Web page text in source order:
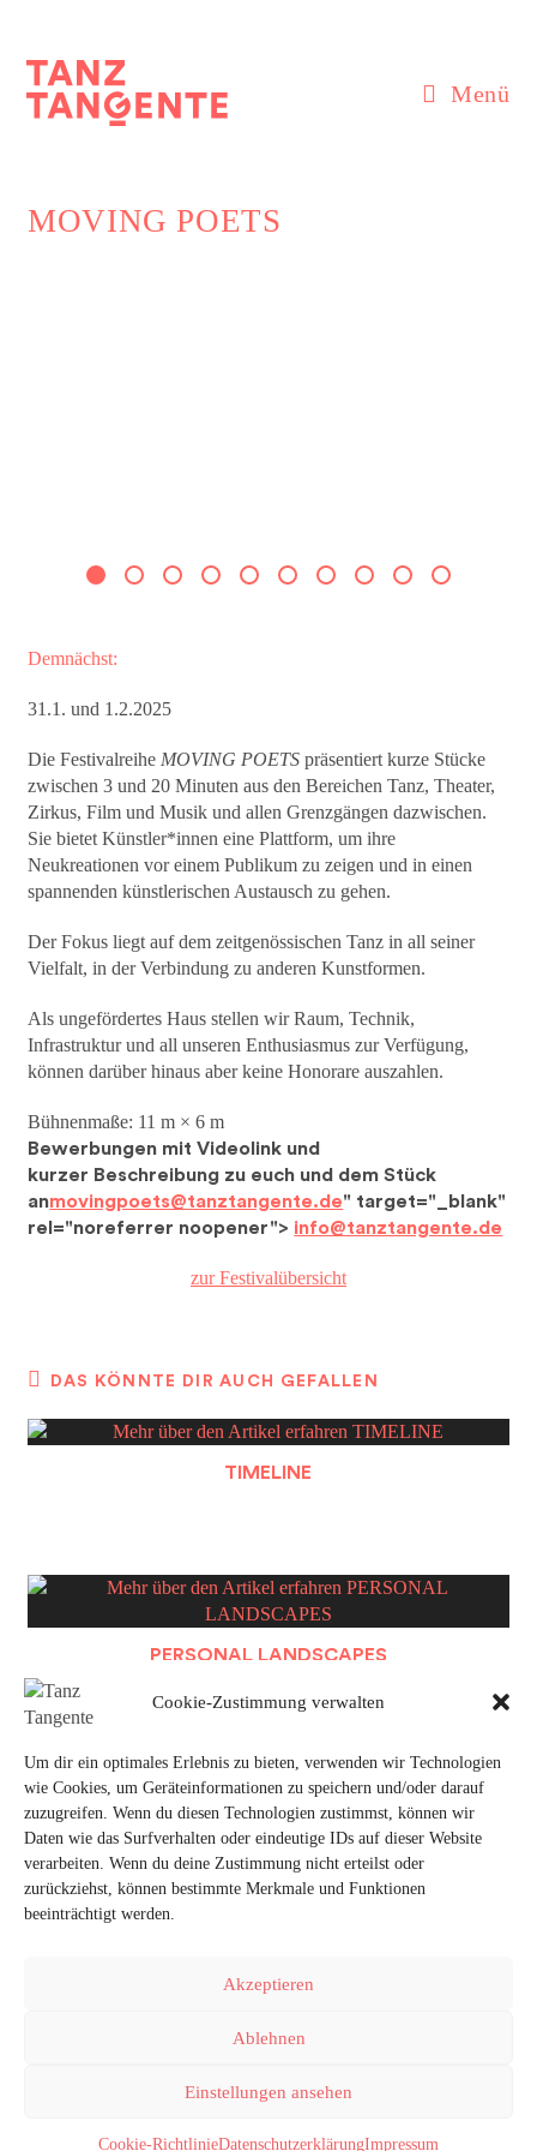
Cookie-Zustimmung verwalten
Um dir ein optimales Erlebnis zu bieten, verwenden wir Technologien
wie Cookies, um Geräteinformationen zu speichern und/oder darauf
zuzugreifen. Wenn du diesen Technologien zustimmst, können wir
Daten wie das Surfverhalten oder eindeutige IDs auf dieser Website
verarbeiten. Wenn du deine Zustimmung nicht erteilst oder
zurückziehst, können bestimmte Merkmale und Funktionen
beeinträchtigt werden.
Akzeptieren
Ablehnen
Einstellungen ansehen
Cookie-RichtlinieDatenschutzerklärungImpressum
springen
Menü
MOVING POETS
Demnächst:
31.1. und 1.2.2025
Die Festivalreihe MOVING POETSpräsentiert kurze Stücke
zwischen 3 und 20 Minuten aus den Bereichen Tanz, Theater,
Zirkus, Film und Musik und allen Grenzgängen dazwischen.
Sie bietet Künstler*innen eine Plattform, um ihre
Neukreationen vor einem Publikum zu zeigen und in einen
spannenden künstlerischen Austausch zu gehen.
Der Fokus liegt auf dem zeitgenössischen Tanz in all seiner
Vielfalt, in der Verbindung zu anderen Kunstformen.
Als ungefördertes Haus stellen wir Raum, Technik,
Infrastruktur und all unseren Enthusiasmus zur Verfügung,
können darüber hinaus aber keine Honorare auszahlen.
Bühnenmaße: 11 m × 6 m
Bewerbungen mit Videolink und
kurzer Beschreibung zu euch und dem Stück
anmovingpoets@tanztangente.de" target="_blank"
rel="noreferrer noopener"> info@tanztangente.de
zur Festivalübersicht
DAS KÖNNTE DIR AUCH GEFALLEN
TIMELINE
PERSONAL LANDSCAPES
OBJECTS
VIMEO
Cookie-Richtlinie (EU)